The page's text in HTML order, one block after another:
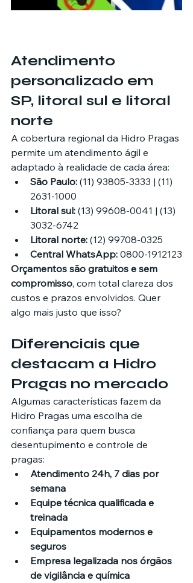
Atendimento
personalizado em
SP, litoral sul e litoral
norte
A cobertura regional da Hidro Pragas
permite um atendimento ágil e
adaptado à realidade de cada área:
São Paulo: (11) 93805-3333 | (11)
2631-1000
Litoral sul: (13) 99608-0041 | (13)
3032-6742
Litoral norte: (12) 99708-0325
Central WhatsApp: 0800-1912123
Orçamentos são gratuitos e sem
compromisso, com total clareza dos
custos e prazos envolvidos. Quer
algo mais justo que isso?
Diferenciais que
destacam a Hidro
Pragas no mercado
Algumas características fazem da
Hidro Pragas uma escolha de
confiança para quem busca
desentupimento e controle de
pragas:
Atendimento 24h, 7 dias por
semana
Equipe técnica qualificada e
treinada
Equipamentos modernos e
seguros
Empresa legalizada nos órgãos
de vigilância e química